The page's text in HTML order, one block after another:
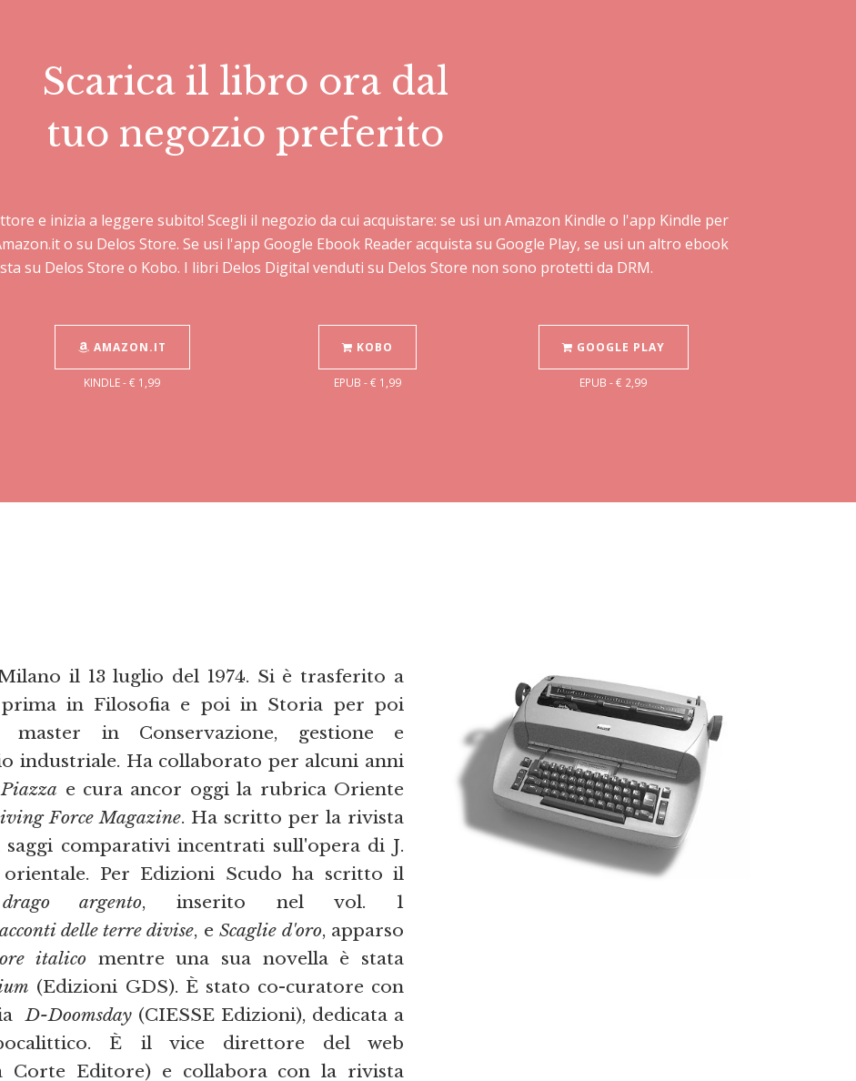
Scarica il libro ora dal
tuo negozio preferito
e inizia a leggere subito! Scegli il negozio da cui acquistare: se usi un Amazon Kindle o l'app Kindle per
o su Delos Store. Se usi l'app Google Ebook Reader acquista su Google Play, se usi un altro ebook
su Delos Store o Kobo. I libri Delos Digital venduti su Delos Store non sono protetti da DRM.
AMAZON.IT
KINDLE - € 1,99
KOBO
EPUB - € 1,99
GOOGLE PLAY
EPUB - € 2,99
il 13 luglio del 1974. Si è trasferito a
prima in Filosofia e poi in Storia per poi
in Conservazione, gestione e
industriale. Ha collaborato per alcuni anni
e cura ancor oggi la rubrica Oriente
Force Magazine. Ha scritto per la rivista
saggi comparativi incentrati sull'opera di J.
Per Edizioni Scudo ha scritto il
argento, inserito nel vol. 1
delle terre divise, eScaglie d'oro, apparso
italicomentre una sua novella è stata
(Edizioni GDS). È stato co-curatore con
D-Doomsday (CIESSE Edizioni), dedicata a
È il vice direttore del web
Editore) e collabora con la rivista